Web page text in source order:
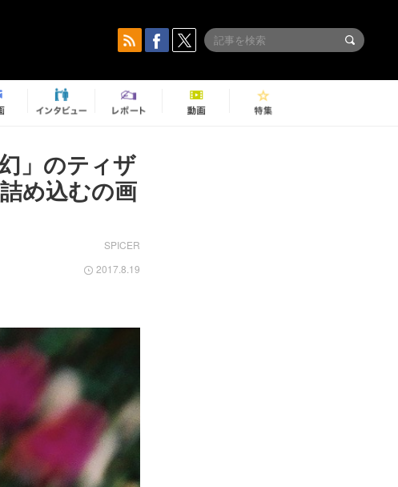
」のティザ
め込むの画
SPICER
2017.8.19